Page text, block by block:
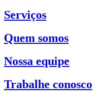
Serviços
Quem somos
Nossa equipe
Trabalhe conosco